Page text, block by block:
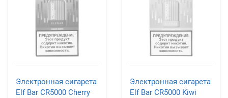
Электронная сигарета
Elf Bar CR5000 Cherry
Электронная сигарета
Elf Bar CR5000 Kiwi